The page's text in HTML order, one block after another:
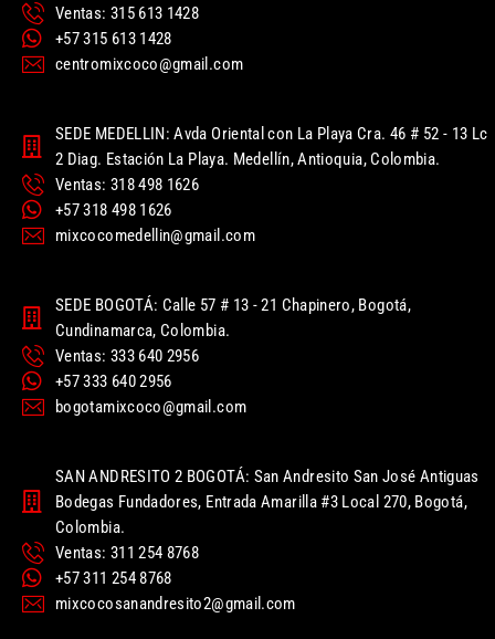
Ventas: 315 613 1428
+57 315 613 1428
centromixcoco@gmail.com
SEDE MEDELLIN: Avda Oriental con La Playa Cra. 46 # 52 - 13 Lc
2 Diag. Estación La Playa. Medellín, Antioquia, Colombia.
Ventas: 318 498 1626
+57 318 498 1626
mixcocomedellin@gmail.com
SEDE BOGOTÁ: Calle 57 # 13 - 21 Chapinero, Bogotá,
Cundinamarca, Colombia.
Ventas: 333 640 2956
+57 333 640 2956
bogotamixcoco@gmail.com
SAN ANDRESITO 2 BOGOTÁ: San Andresito San José Antiguas
Bodegas Fundadores, Entrada Amarilla #3 Local 270, Bogotá,
Colombia.
Ventas: 311 254 8768
+57 311 254 8768
mixcocosanandresito2@gmail.com